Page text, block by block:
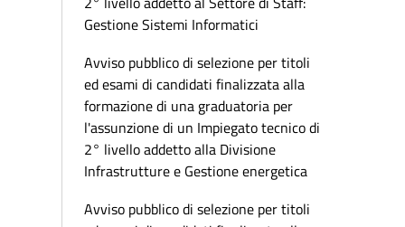
Gestione Sistemi Informatici
Avviso pubblico di selezione per titoli
ed esami di candidati finalizzata alla
formazione di una graduatoria per
l'assunzione di un Impiegato tecnico di
2° livello addetto alla Divisione
Infrastrutture e Gestione energetica
Avviso pubblico di selezione per titoli